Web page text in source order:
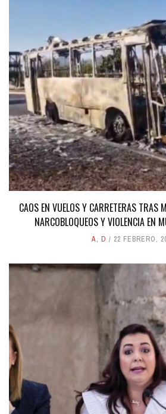
CAOS EN VUELOS Y CARRETERAS TRAS
NARCOBLOQUEOS Y VIOLENCIA EN
A, D 22 FEBRERO,